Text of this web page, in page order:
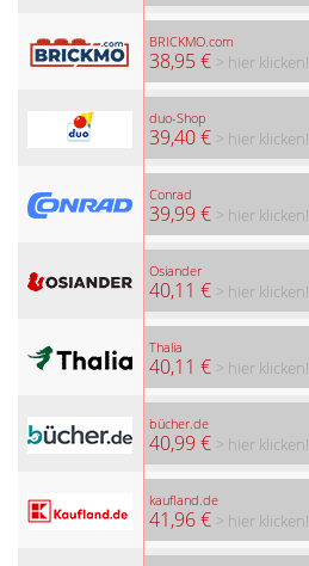
BRICKMO.com
38,95 € > hier klicken!
duo-Shop
39,40 € > hier klicken!
Conrad
39,99 € > hier klicken!
Osiander
40,11 € > hier klicken!
Thalia
40,11 € > hier klicken!
bücher.de
40,99 € > hier klicken!
kaufland.de
41,96 € > hier klicken!